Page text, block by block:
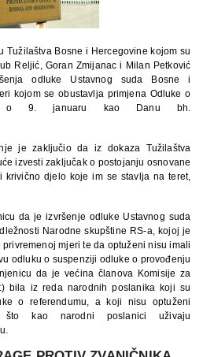
Tužilaštva Bosne i Hercegovine kojom su
Reljić, Goran Zmijanac i Milan Petković
odluke Ustavnog suda Bosne i
kojom se obustavlja primjena Odluke o
o 9. januaru kao Danu bh.
je zaključio da iz dokaza Tužilaštva
izvesti zaključak o postojanju osnovane
krivično djelo koje im se stavlja na teret,
da je izvršenje odluke Ustavnog suda
Narodne skupštine RS-a, kojoj je
mjeri te da optuženi nisu imali
odluku o suspenziji odluke o provođenju
da je većina članova Komisije za
bila iz reda narodnih poslanika koji su
o referendumu, a koji nisu optuženi
što kao narodni poslanici uživaju